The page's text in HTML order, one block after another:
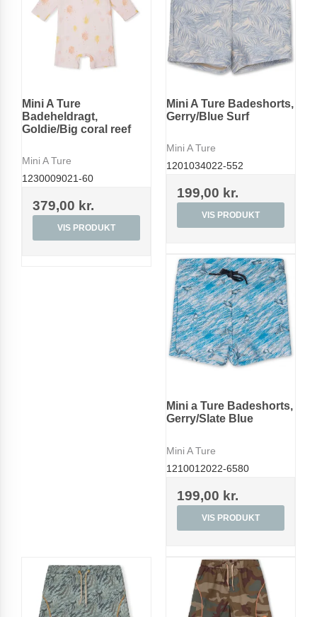
Mini A Ture
Badeheldragt,
Goldie/Big coral reef
Mini A Ture
1230009021-60
379,00 kr.
VIS PRODUKT
Mini A Ture Badeshorts,
Gerry/Blue Surf
Mini A Ture
1201034022-552
199,00 kr.
VIS PRODUKT
Mini a Ture Badeshorts,
Gerry/Slate Blue
Mini A Ture
1210012022-6580
199,00 kr.
VIS PRODUKT